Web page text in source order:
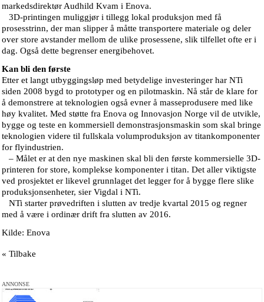
markedsdirektør Audhild Kvam i Enova.
3D-printingen muliggjør i tillegg lokal produksjon med få
prosesstrinn, der man slipper å måtte transportere materiale og deler
over store avstander mellom de ulike prosessene, slik tilfellet ofte er i
dag. Også dette begrenser energibehovet.
Kan bli den første
Etter et langt utbyggingsløp med betydelige investeringer har NTi
siden 2008 bygd to prototyper og en pilotmaskin. Nå står de klare for
å demonstrere at teknologien også evner å masseprodusere med like
høy kvalitet. Med støtte fra Enova og Innovasjon Norge vil de utvikle,
bygge og teste en kommersiell demonstrasjonsmaskin som skal bringe
teknologien videre til fullskala volumproduksjon av titankomponenter
for flyindustrien.
– Målet er at den nye maskinen skal bli den første kommersielle 3D-
printeren for store, komplekse komponenter i titan. Det aller viktigste
ved prosjektet er likevel grunnlaget det legger for å bygge flere slike
produksjonsenheter, sier Vigdal i NTi.
NTi starter prøvedriften i slutten av tredje kvartal 2015 og regner
med å være i ordinær drift fra slutten av 2016.
Kilde: Enova
« Tilbake
ANNONSE